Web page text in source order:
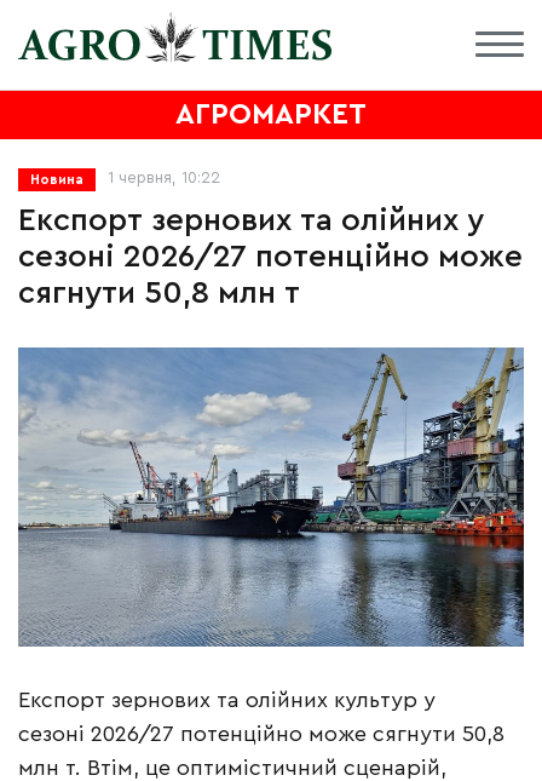
АГРОМАРКЕТ
Новина 1 червня, 10:22
Експорт зернових та олійних у
сезоні 2026/27 потенційно може
сягнути 50,8 млн т
Експорт зернових та олійних культур у
сезоні 2026/27 потенційно може сягнути 50,8
млн т. Втім, це оптимістичний сценарій,